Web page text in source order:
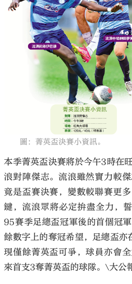
大公文匯
圖：菁英盃決賽小資訊。
本季菁英盃決賽將於今午3時在
浪對陣傑志。流浪雖然實力較
竟是盃賽決賽，變數較聯賽更
鍵，流浪眾將必定拚盡全力，
95賽季足總盃冠軍後的首個冠
餘數字上的奪冠希望，足總盃亦
現僅餘菁英盃可爭，球員亦會
來首支3奪菁英盃的球隊。\大公